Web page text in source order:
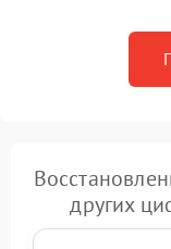
других